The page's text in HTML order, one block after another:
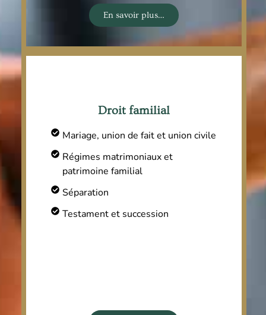
En savoir plus…
Droit familial
Mariage, union de fait et union civile
Régimes matrimoniaux et
patrimoine familial
Séparation
Testament et succession